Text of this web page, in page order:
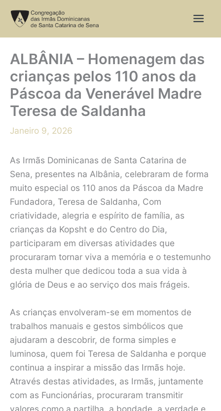
ALBÂNIA – Homenagem das
crianças pelos 110 anos da
Páscoa da Venerável Madre
Teresa de Saldanha
Janeiro 9, 2026
As Irmãs Dominicanas de Santa Catarina de
Sena, presentes na Albânia, celebraram de forma
muito especial os 110 anos da Páscoa da Madre
Fundadora, Teresa de Saldanha, Com
criatividade, alegria e espírito de família, as
crianças da Kopsht e do Centro do Dia,
participaram em diversas atividades que
procuraram tornar viva a memória e o testemunho
desta mulher que dedicou toda a sua vida à
glória de Deus e ao serviço dos mais frágeis.
As crianças envolveram-se em momentos de
trabalhos manuais e gestos simbólicos que
ajudaram a descobrir, de forma simples e
luminosa, quem foi Teresa de Saldanha e porque
continua a inspirar a missão das Irmãs hoje.
Através destas atividades, as Irmãs, juntamente
com as Funcionárias, procuraram transmitir
valores como a partilha, a bondade, a verdade e